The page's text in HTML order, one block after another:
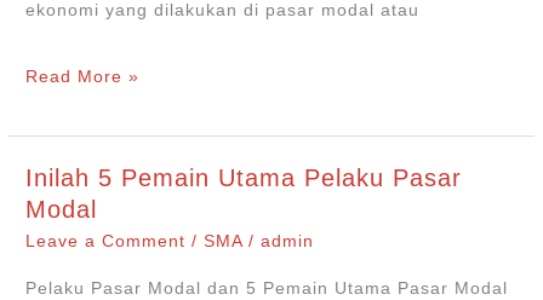
ekonomi yang dilakukan di pasar modal atau
5
Pasar
Modal
Read More »
Inilah 5 Pemain Utama Pelaku Pasar
Modal
Leave a Comment /SMA /admin
Pelaku Pasar Modal dan 5 Pemain Utama Pasar Modal